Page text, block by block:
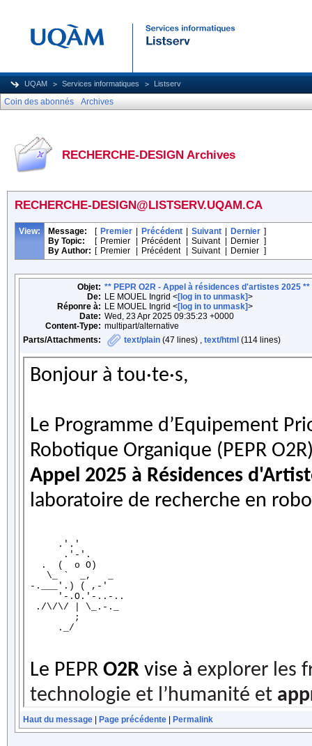
UQAM Services informatiques Listserv
Coin des abonnés Archives
RECHERCHE-DESIGN Archives
RECHERCHE-DESIGN@LISTSERV.UQAM.CA
View: Message: [ Premier Précédent Suivant Dernier ]
By Topic:
[ Premier Précédent Suivant Dernier ]
By Author: [ Premier Précédent Suivant Dernier ]
Objet: ** PEPR O2R - Appel à résidences d'artistes 2025 **
De: LE MOUEL Ingrid <[log in to unmask]>
Réponre à: LE MOUEL Ingrid <[log in to unmask]>
Date: Wed, 23 Apr 2025 09:35:23 +0000
Content-Type: multipart/alternative
Parts/Attachments:
text/plain (47 lines) , text/html (114 lines)
Haut du message Page précédente Permalink